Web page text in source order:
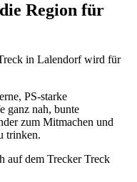
Region für
in Lalendorf wird für
PS-starke
ganz nah, bunte
zum Mitmachen und
trinken.
auf dem Trecker Treck